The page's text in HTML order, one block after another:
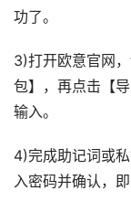
功了。
3)打开欧意官网
包】，再点击【
输入。
4)完成助记词或
入密码并确认，